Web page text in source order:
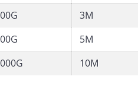
3M
5M
10M